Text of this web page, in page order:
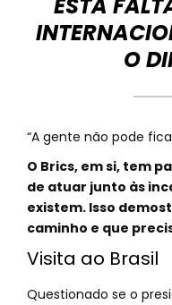
O
“A gente não pode
O Brics, em si, tem
de atuar junto às
existem. Isso
caminho e que
Visita ao Brasil
Questionado se o